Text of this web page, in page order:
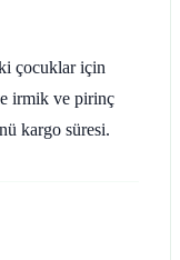
çocuklar için
irmik ve pirinç
kargo süresi.